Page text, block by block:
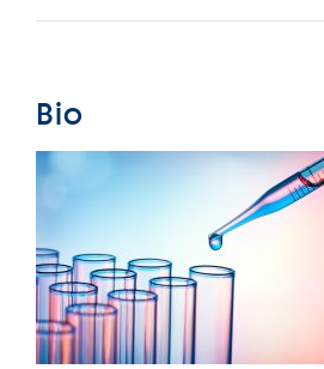
Produkte
Services
Auftragslabor
Über uns
Nachrichten & Blog-Artikel
Bio